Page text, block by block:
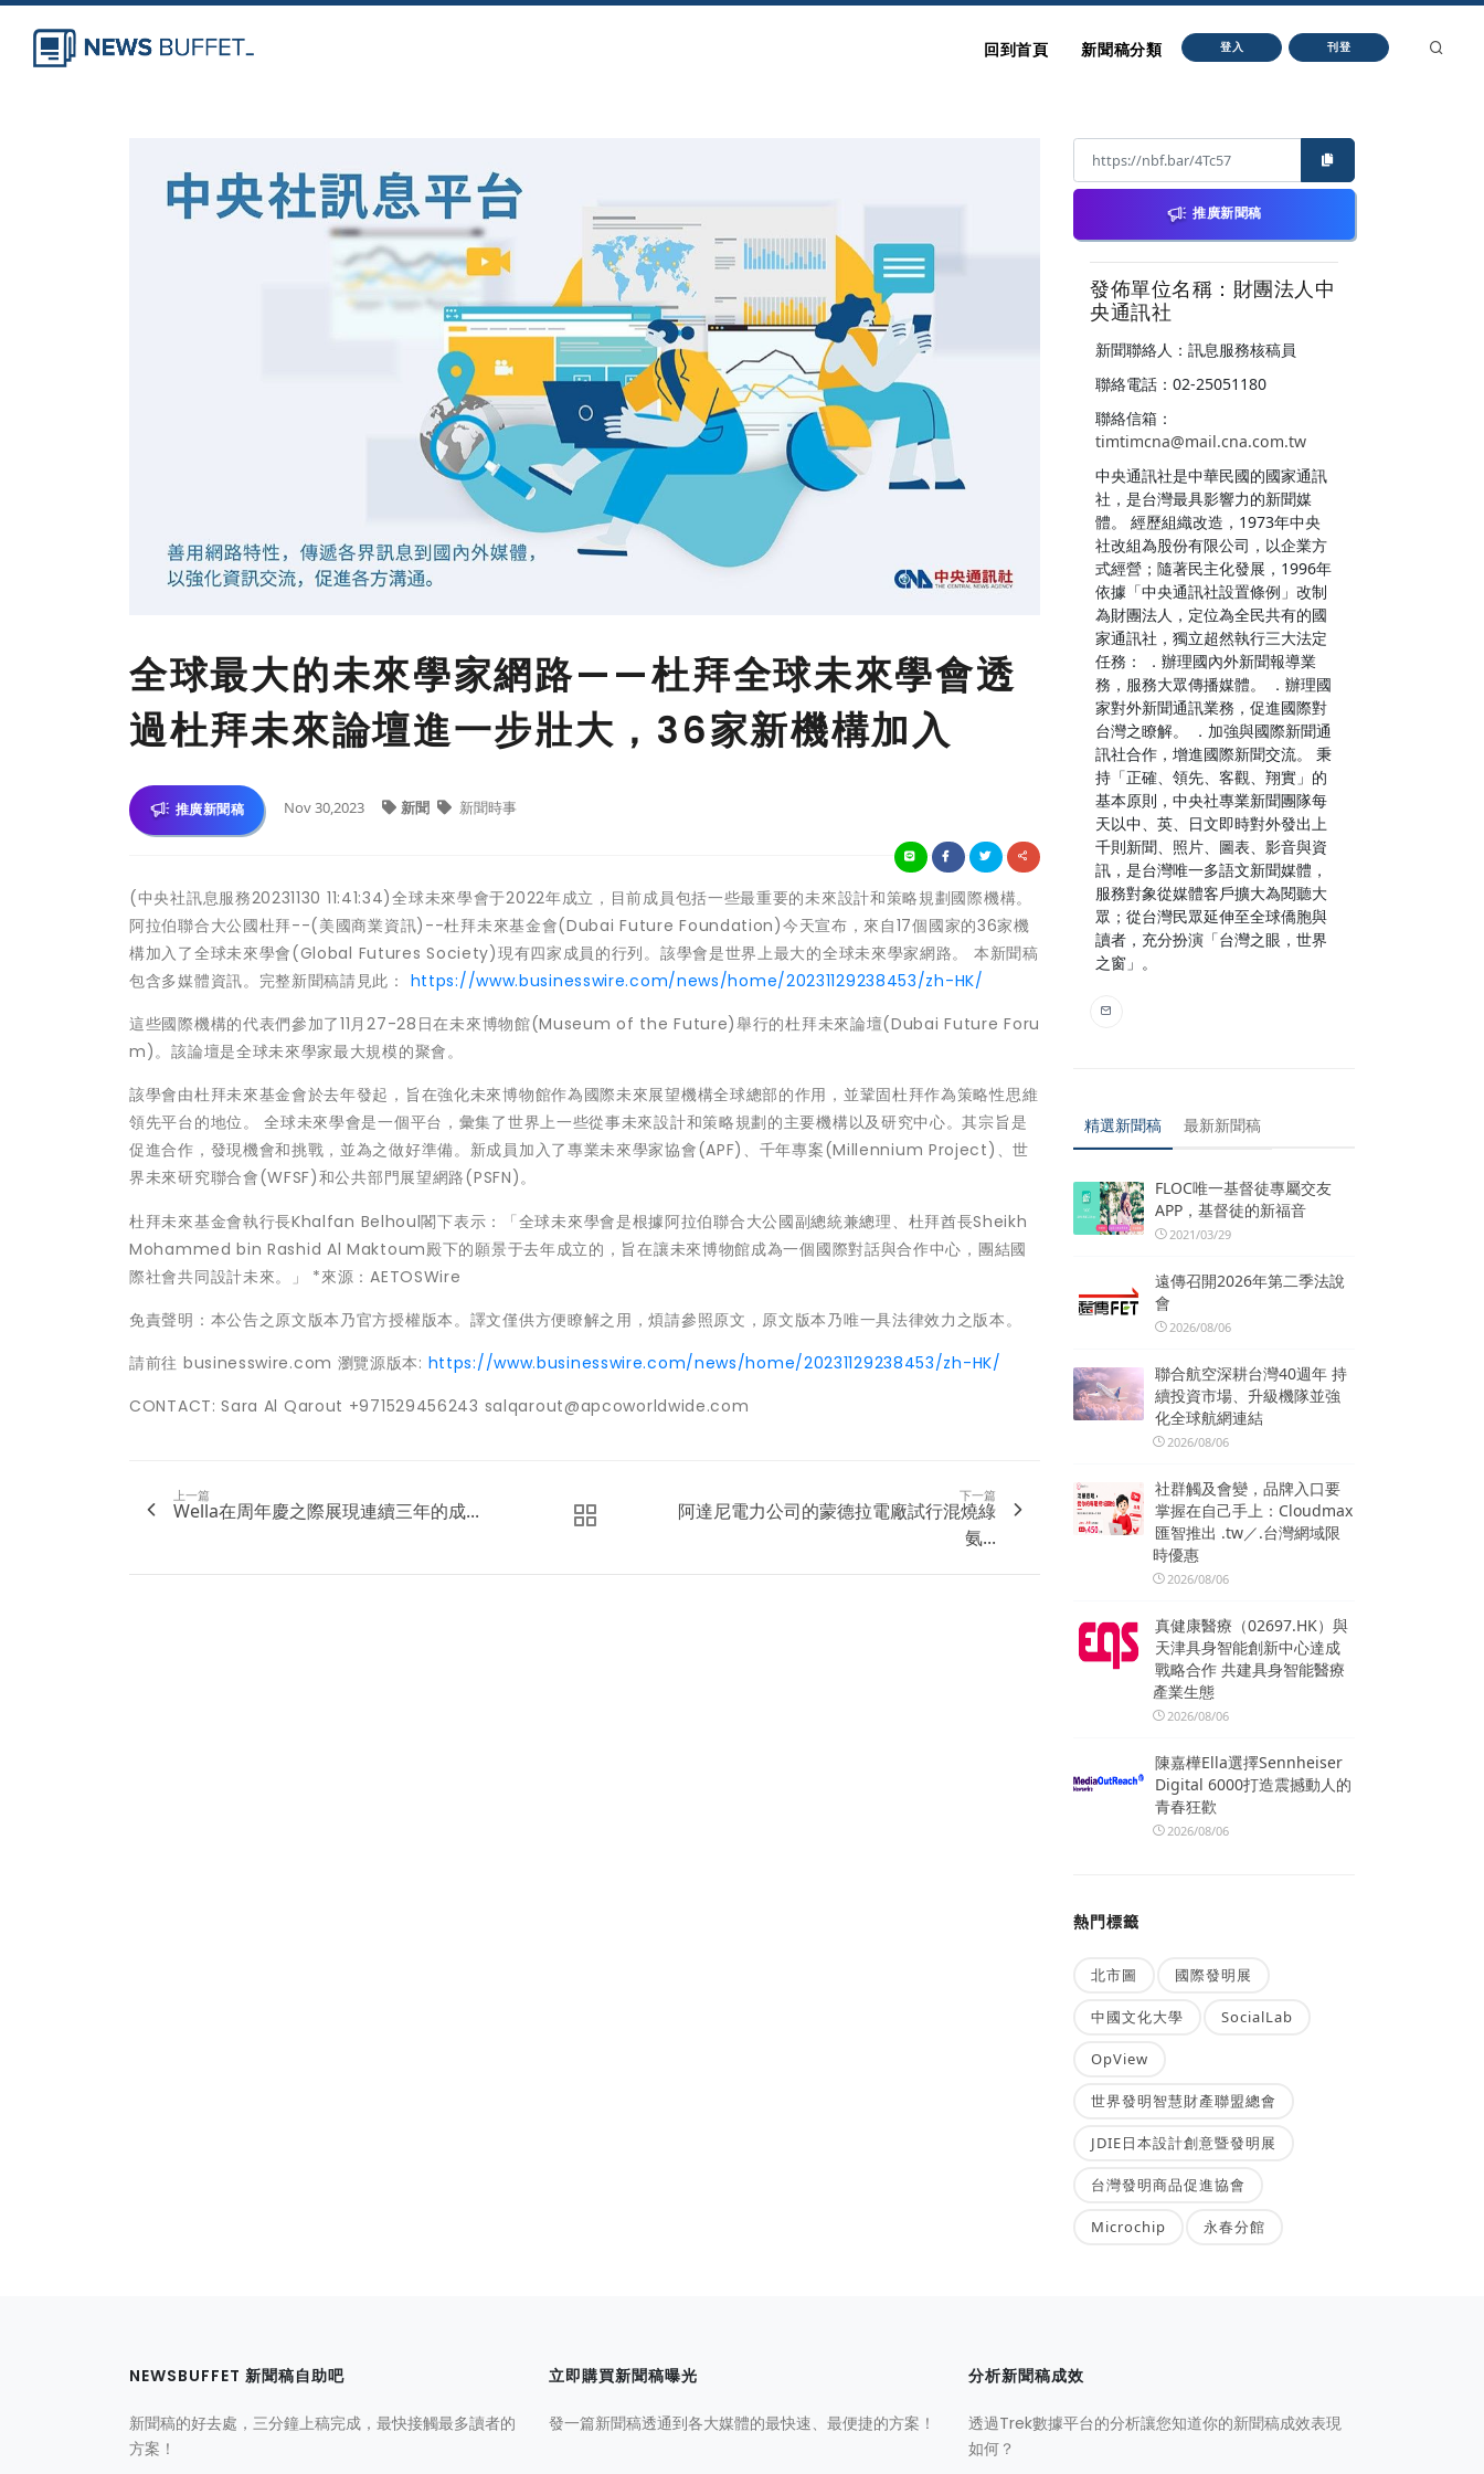
回到首頁 新聞稿分類 登入 刊登
全球最大的未來學家網路——杜拜全球未來學會透
過杜拜未來論壇進一步壯大，36家新機構加入
推廣新聞稿 Nov 30,2023 新聞 新聞時事
(中央社訊息服務20231130 11:41:34)全球未來學會于2022年成立，目前成員包括一些最重要的未來設計和策略規劃國際機構。
阿拉伯聯合大公國杜拜--(美國商業資訊)--杜拜未來基金會(Dubai Future Foundation)今天宣布，來自17個國家的36家機
構加入了全球未來學會(Global Futures Society)現有四家成員的行列。該學會是世界上最大的全球未來學家網路。 本新聞稿
包含多媒體資訊。完整新聞稿請見此： https://www.businesswire.com/news/home/20231129238453/zh-HK/
這些國際機構的代表們參加了11月27-28日在未來博物館(Museum of the Future)舉行的杜拜未來論壇(Dubai Future Foru
m)。該論壇是全球未來學家最大規模的聚會。
該學會由杜拜未來基金會於去年發起，旨在強化未來博物館作為國際未來展望機構全球總部的作用，並鞏固杜拜作為策略性思維
領先平台的地位。 全球未來學會是一個平台，彙集了世界上一些從事未來設計和策略規劃的主要機構以及研究中心。其宗旨是
促進合作，發現機會和挑戰，並為之做好準備。新成員加入了專業未來學家協會(APF)、千年專案(Millennium Project)、世
界未來研究聯合會(WFSF)和公共部門展望網路(PSFN)。
杜拜未來基金會執行長Khalfan Belhoul閣下表示：「全球未來學會是根據阿拉伯聯合大公國副總統兼總理、杜拜酋長Sheikh
Mohammed bin Rashid Al Maktoum殿下的願景于去年成立的，旨在讓未來博物館成為一個國際對話與合作中心，團結國
際社會共同設計未來。」 *來源：AETOSWire
免責聲明：本公告之原文版本乃官方授權版本。譯文僅供方便瞭解之用，煩請參照原文，原文版本乃唯一具法律效力之版本。
請前往 businesswire.com 瀏覽源版本: https://www.businesswire.com/news/home/20231129238453/zh-HK/
CONTACT: Sara Al Qarout +971529456243 salqarout@apcoworldwide.com
上一篇
Wella在周年慶之際展現連續三年的成...
下一篇
阿達尼電力公司的蒙德拉電廠試行混燒綠
氨...
推廣新聞稿
發佈單位名稱：財團法人中
央通訊社
新聞聯絡人：訊息服務核稿員
聯絡電話：02-25051180
聯絡信箱：
timtimcna@mail.cna.com.tw
中央通訊社是中華民國的國家通訊
社，是台灣最具影響力的新聞媒
體。 經歷組織改造，1973年中央
社改組為股份有限公司，以企業方
式經營；隨著民主化發展，1996年
依據「中央通訊社設置條例」改制
為財團法人，定位為全民共有的國
家通訊社，獨立超然執行三大法定
任務： ．辦理國內外新聞報導業
務，服務大眾傳播媒體。 ．辦理國
家對外新聞通訊業務，促進國際對
台灣之瞭解。 ．加強與國際新聞通
訊社合作，增進國際新聞交流。 秉
持「正確、領先、客觀、翔實」的
基本原則，中央社專業新聞團隊每
天以中、英、日文即時對外發出上
千則新聞、照片、圖表、影音與資
訊，是台灣唯一多語文新聞媒體，
服務對象從媒體客戶擴大為閱聽大
眾；從台灣民眾延伸至全球僑胞與
讀者，充分扮演「台灣之眼，世界
之窗」。
精選新聞稿 最新新聞稿
FLOC唯一基督徒專屬交友
APP，基督徒的新福音
2021/03/29
遠傳召開2026年第二季法說
會
2026/08/06
聯合航空深耕台灣40週年 持
續投資市場、升級機隊並強
化全球航網連結
2026/08/06
社群觸及會變，品牌入口要
掌握在自己手上：Cloudmax
匯智推出 .tw／.台灣網域限
時優惠
2026/08/06
真健康醫療（02697.HK）與
天津具身智能創新中心達成
戰略合作 共建具身智能醫療
產業生態
2026/08/06
陳嘉樺Ella選擇Sennheiser
Digital 6000打造震撼動人的
青春狂歡
2026/08/06
熱門標籤
北市圖 國際發明展
中國文化大學 SocialLab
OpView
世界發明智慧財產聯盟總會
JDIE日本設計創意暨發明展
台灣發明商品促進協會
Microchip 永春分館
NEWSBUFFET 新聞稿自助吧
新聞稿的好去處，三分鐘上稿完成，最快接觸最多讀者的
方案！
立即購買新聞稿曝光
發一篇新聞稿透通到各大媒體的最快速、最便捷的方案！
分析新聞稿成效
透過Trek數據平台的分析讓您知道你的新聞稿成效表現
如何？